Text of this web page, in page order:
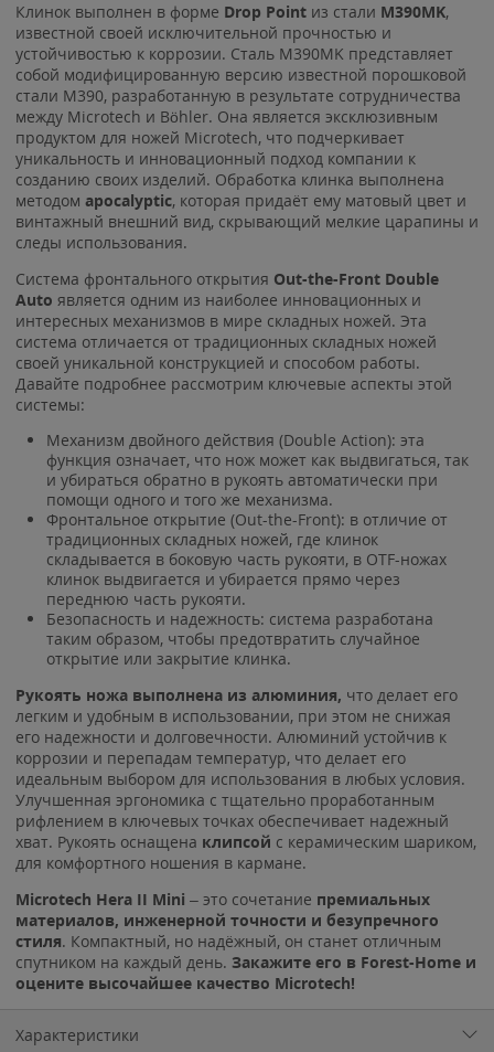
Клинок выполнен в форме Drop Point из стали M390MK,
известной своей исключительной прочностью и
устойчивостью к коррозии. Сталь M390MK представляет
собой модифицированную версию известной порошковой
стали M390, разработанную в результате сотрудничества
между Microtech и Böhler. Она является эксклюзивным
продуктом для ножей Microtech, что подчеркивает
уникальность и инновационный подход компании к
созданию своих изделий. Обработка клинка выполнена
методом apocalyptic, которая придаёт ему матовый цвет и
винтажный внешний вид, скрывающий мелкие царапины и
следы использования.
Система фронтального открытия Out-the-Front Double
Auto является одним из наиболее инновационных и
интересных механизмов в мире складных ножей. Эта
система отличается от традиционных складных ножей
своей уникальной конструкцией и способом работы.
Давайте подробнее рассмотрим ключевые аспекты этой
системы:
Механизм двойного действия (Double Action): эта
функция означает, что нож может как выдвигаться, так
и убираться обратно в рукоять автоматически при
помощи одного и того же механизма.
Фронтальное открытие (Out-the-Front): в отличие от
традиционных складных ножей, где клинок
складывается в боковую часть рукояти, в OTF-ножах
клинок выдвигается и убирается прямо через
переднюю часть рукояти.
Безопасность и надежность: система разработана
таким образом, чтобы предотвратить случайное
открытие или закрытие клинка.
Рукоять ножа выполнена из алюминия, что делает его
легким и удобным в использовании, при этом не снижая
его надежности и долговечности. Алюминий устойчив к
коррозии и перепадам температур, что делает его
идеальным выбором для использования в любых условия.
Улучшенная эргономика с тщательно проработанным
рифлением в ключевых точках обеспечивает надежный
хват. Рукоять оснащена клипсой с керамическим шариком,
для комфортного ношения в кармане.
Microtech Hera II Mini – это сочетание премиальных
материалов, инженерной точности и безупречного
стиля. Компактный, но надёжный, он станет отличным
спутником на каждый день. Закажите его в Forest-Home и
оцените высочайшее качество Microtech!
Характеристики